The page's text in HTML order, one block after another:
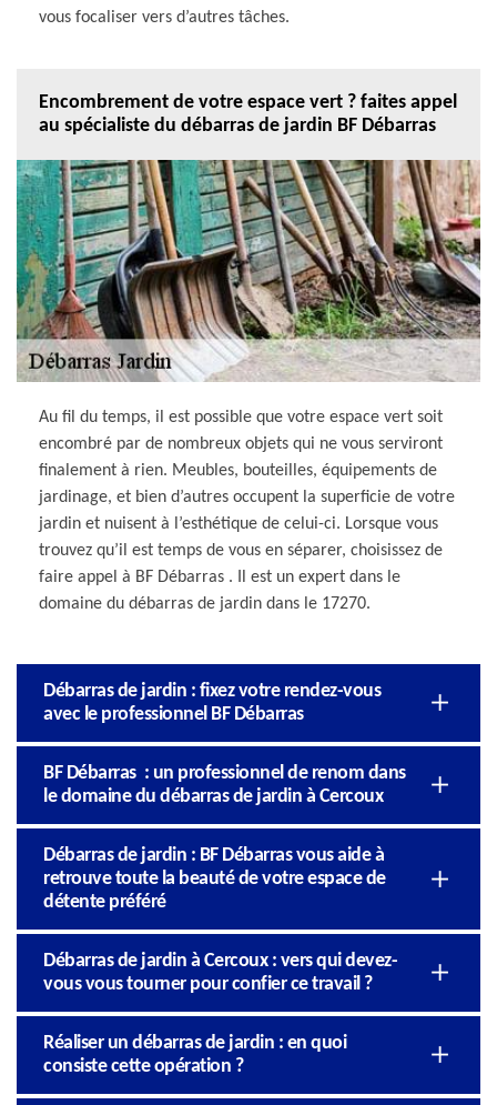
vous focaliser vers d’autres tâches.
Encombrement de votre espace vert ? faites appel
au spécialiste du débarras de jardin BF Débarras
Au fil du temps, il est possible que votre espace vert soit
encombré par de nombreux objets qui ne vous serviront
finalement à rien. Meubles, bouteilles, équipements de
jardinage, et bien d’autres occupent la superficie de votre
jardin et nuisent à l’esthétique de celui-ci. Lorsque vous
trouvez qu’il est temps de vous en séparer, choisissez de
faire appel à BF Débarras . Il est un expert dans le
domaine du débarras de jardin dans le 17270.
Débarras de jardin : fixez votre rendez-vous
avec le professionnel BF Débarras
BF Débarras : un professionnel de renom dans
le domaine du débarras de jardin à Cercoux
Débarras de jardin : BF Débarras vous aide à
retrouve toute la beauté de votre espace de
détente préféré
Débarras de jardin à Cercoux : vers qui devez-
vous vous tourner pour confier ce travail ?
Réaliser un débarras de jardin : en quoi
consiste cette opération ?